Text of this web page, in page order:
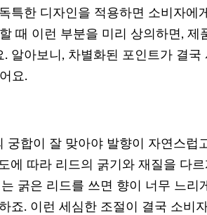
특한 디자인을 적용하면 소비자에
때 이런 부분을 미리 상의하면, 제
알아보니, 차별화된 포인트가 결국
요.
궁합이 잘 맞아야 발향이 자연스럽
에 따라 리드의 굵기와 재질을 다
굵은 리드를 쓰면 향이 너무 느리
죠. 이런 세심한 조절이 결국 소비